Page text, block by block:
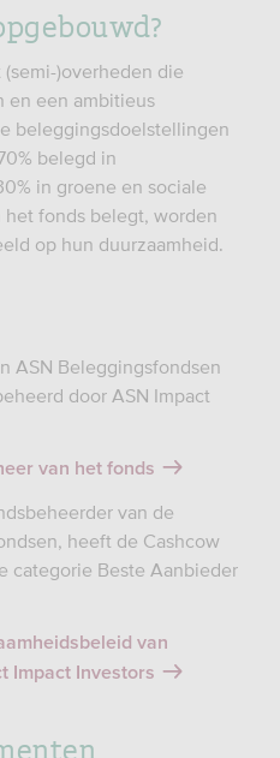
)overheden die
en een ambitieus
beleggingsdoelstellingen
belegd in
in groene en sociale
fonds belegt, worden
op hun duurzaamheid.
ASN Beleggingsfondsen
door ASN Impact
van het fonds
van de
heeft de Cashcow
categorie Beste Aanbieder
van
Impact Investors